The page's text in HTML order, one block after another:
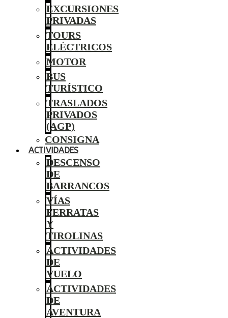
EXCURSIONES
PRIVADAS
TOURS
ELÉCTRICOS
MOTOR
BUS
TURÍSTICO
TRASLADOS
PRIVADOS
(AGP)
CONSIGNA
ACTIVIDADES
DESCENSO
DE
BARRANCOS
VÍAS
FERRATAS
Y
TIROLINAS
ACTIVIDADES
DE
VUELO
ACTIVIDADES
DE
AVENTURA